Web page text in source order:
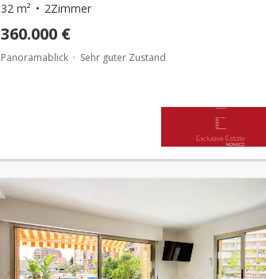
32 m² 2Zimmer
360.000 €
Panoramablick Sehr guter Zustand